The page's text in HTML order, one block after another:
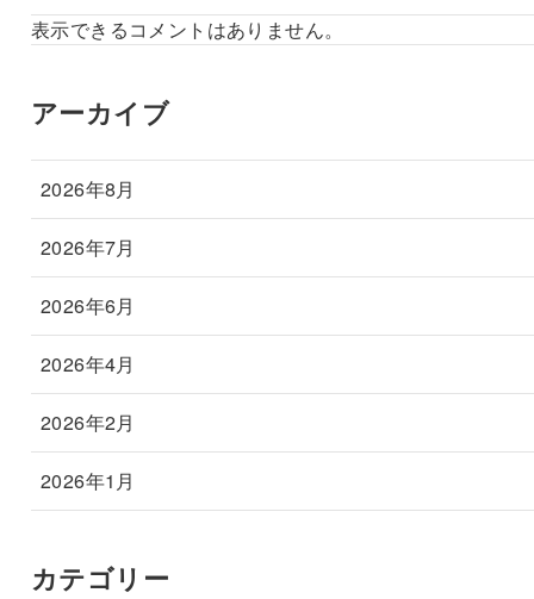
表示できるコメントはありません。
アーカイブ
2026年8月
2026年7月
2026年6月
2026年4月
2026年2月
2026年1月
カテゴリー